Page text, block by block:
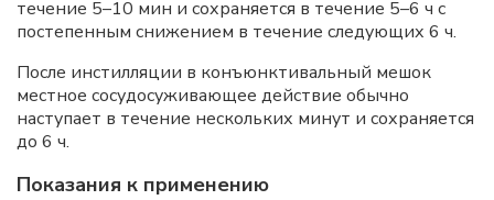
течение 5–10 мин и сохраняется в течение 5–6 ч с
постепенным снижением в течение следующих 6 ч.
После инстилляции в конъюнктивальный мешок
местное сосудосуживающее действие обычно
наступает в течение нескольких минут и сохраняется
до 6 ч.
Показания к применению